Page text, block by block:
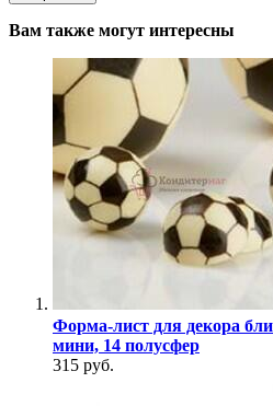
Вам также могут интересны
Форма-лист для декора
мини, 14 полусфер
315 руб.